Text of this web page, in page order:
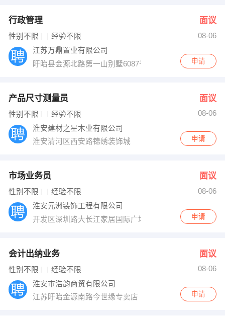
行政管理 面议
性别不限 经验不限
08-06
江苏万鼎置业有限公司
盱眙县金源北路第一山别墅6087号
申请
产品尺寸测量员 面议
性别不限 经验不限
08-06
淮安建材之星木业有限公司
淮安清河区西安路锦绣装饰城
申请
市场业务员 面议
性别不限 经验不限
08-06
淮安元洲装饰工程有限公司
开发区深圳路大长江家居国际广场2号楼
申请
会计出纳业务 面议
性别不限 经验不限
08-06
淮安市浩韵商贸有限公司
江苏盱眙金源南路今世缘专卖店
申请